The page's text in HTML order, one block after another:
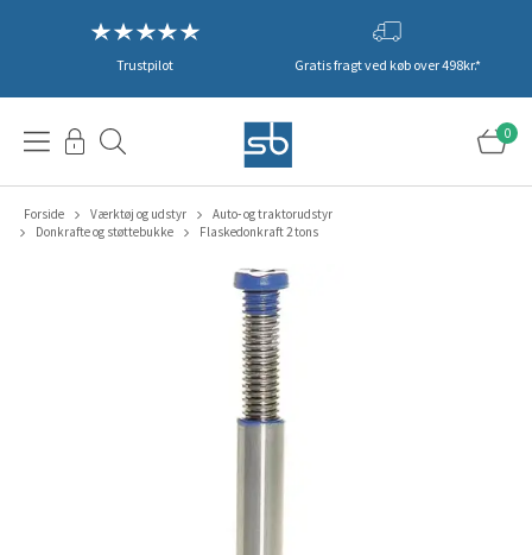
Trustpilot Gratis fragt ved køb over 498kr.*
0
Forside Værktøj og udstyr
Auto- og traktorudstyr
Donkrafte og støttebukke
Flaskedonkraft 2 tons